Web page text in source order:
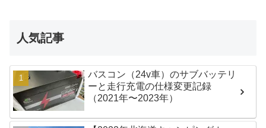
人気記事
バスコン（24v車）のサブバッテリ
ーと走行充電の仕様変更記録
（2021年〜2023年）